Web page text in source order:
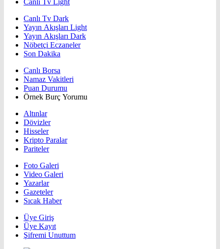
Canlı Tv Dark
Yayın Akışları Light
Yayın Akışları Dark
Nöbetçi Eczaneler
Son Dakika
Canlı Borsa
Namaz Vakitleri
Puan Durumu
Örnek Burç Yorumu
Altınlar
Dövizler
Hisseler
Kripto Paralar
Pariteler
Foto Galeri
Video Galeri
Yazarlar
Gazeteler
Sıcak Haber
Üye Giriş
Üye Kayıt
Şifremi Unuttum